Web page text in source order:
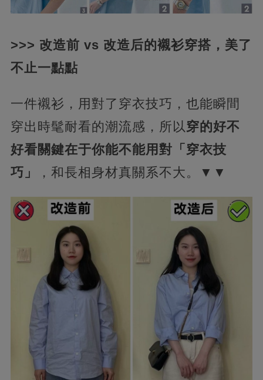
>>> 改造前 vs 改造后的襯衫穿搭，美了
不止一點點
一件襯衫，用對了穿衣技巧，也能瞬間
穿出時髦耐看的潮流感，所以穿的好不
好看關鍵在于你能不能用對「穿衣技
巧」
，和長相身材真關系不大。▼▼